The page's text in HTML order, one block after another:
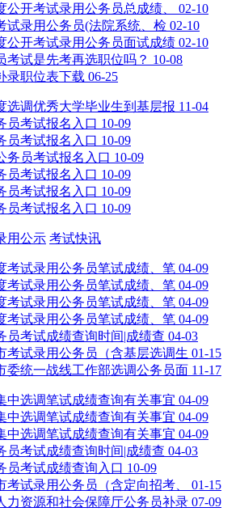
公开考试录用公务员总成绩、 02-10
试录用公务员(法院系统、检 02-10
公开考试录用公务员面试成绩 02-10
考试是先考再选职位吗？ 10-08
录职位表下载 06-25
选调优秀大学毕业生到基层报 11-04
员考试报名入口 10-09
员考试报名入口 10-09
务员考试报名入口 10-09
员考试报名入口 10-09
员考试报名入口 10-09
员考试报名入口 10-09
用公示 考试快讯
考试录用公务员笔试成绩、笔 04-09
考试录用公务员笔试成绩、笔 04-09
考试录用公务员笔试成绩、笔 04-09
考试录用公务员笔试成绩、笔 04-09
员考试成绩查询时间|成绩查 04-03
考试录用公务员（含基层选调生 01-15
委统一战线工作部选调公务员面 11-17
中选调笔试成绩查询有关事宜 04-09
中选调笔试成绩查询有关事宜 04-09
中选调笔试成绩查询有关事宜 04-09
员考试成绩查询时间|成绩查 04-03
员考试成绩查询入口 10-09
考试录用公务员（含定向招考、 01-15
力资源和社会保障厅公务员补录 07-09